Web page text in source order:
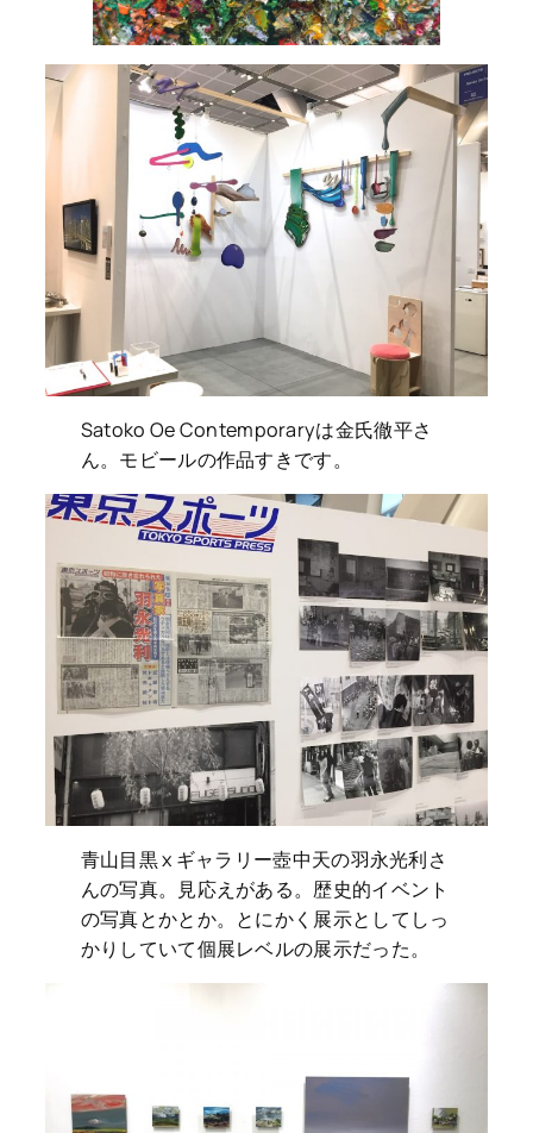
Satoko Oe Contemporaryは金氏徹平さ
ん。モビールの作品すきです。
青山目黒 x ギャラリー壺中天の羽永光利さ
んの写真。見応えがある。歴史的イベント
の写真とかとか。とにかく展示としてしっ
かりしていて個展レベルの展示だった。